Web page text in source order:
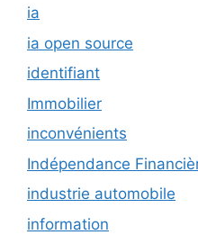
ia
ia open source
identifiant
Immobilier
inconvénients
Indépendance
industrie automobile
information